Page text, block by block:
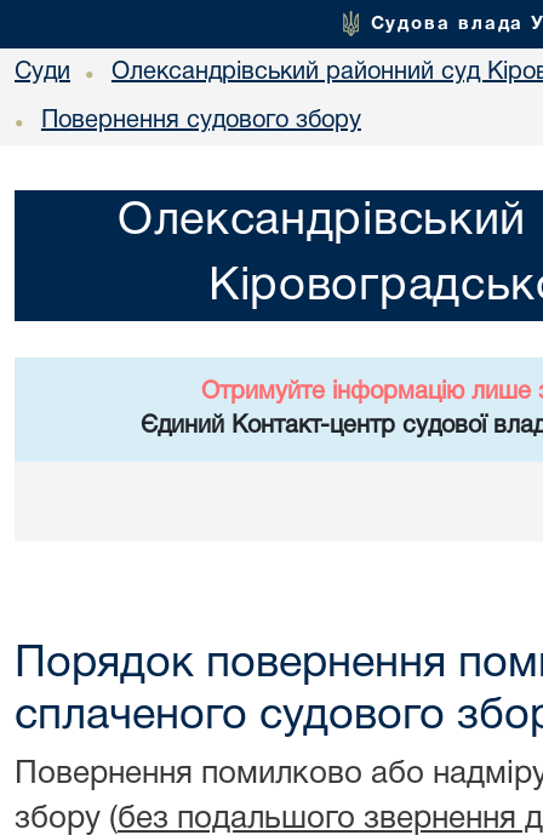
Судова влада
Суди • Олександрівський районний суд
• Повернення судового збору
Отримуйте інформацію лише
Єдиний Контакт-центр судової
Порядок повернення
сплаченого судового
Повернення помилково або
збору (без подальшого звернення